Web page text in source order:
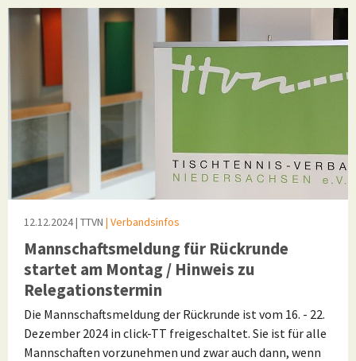
12.12.2024| TTVN | Verbandsinfos
Mannschaftsmeldung für Rückrunde
startet am Montag / Hinweis zu
Relegationstermin
Die Mannschaftsmeldung der Rückrunde ist vom 16. - 22.
Dezember 2024 in click-TT freigeschaltet. Sie ist für alle
Mannschaften vorzunehmen und zwar auch dann, wenn